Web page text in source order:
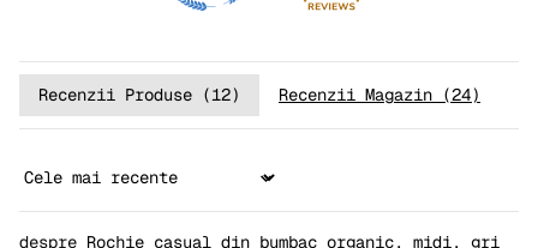
Recenzii Produse (12) Recenzii Magazin (24)
Sort by
Rochie casual din bumbac organic, midi, gri